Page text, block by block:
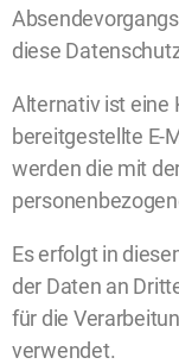
diese
Alternativ ist eine
bereitgestellte E-
werden die mit
Es erfolgt in
der Daten an
für die
verwendet.